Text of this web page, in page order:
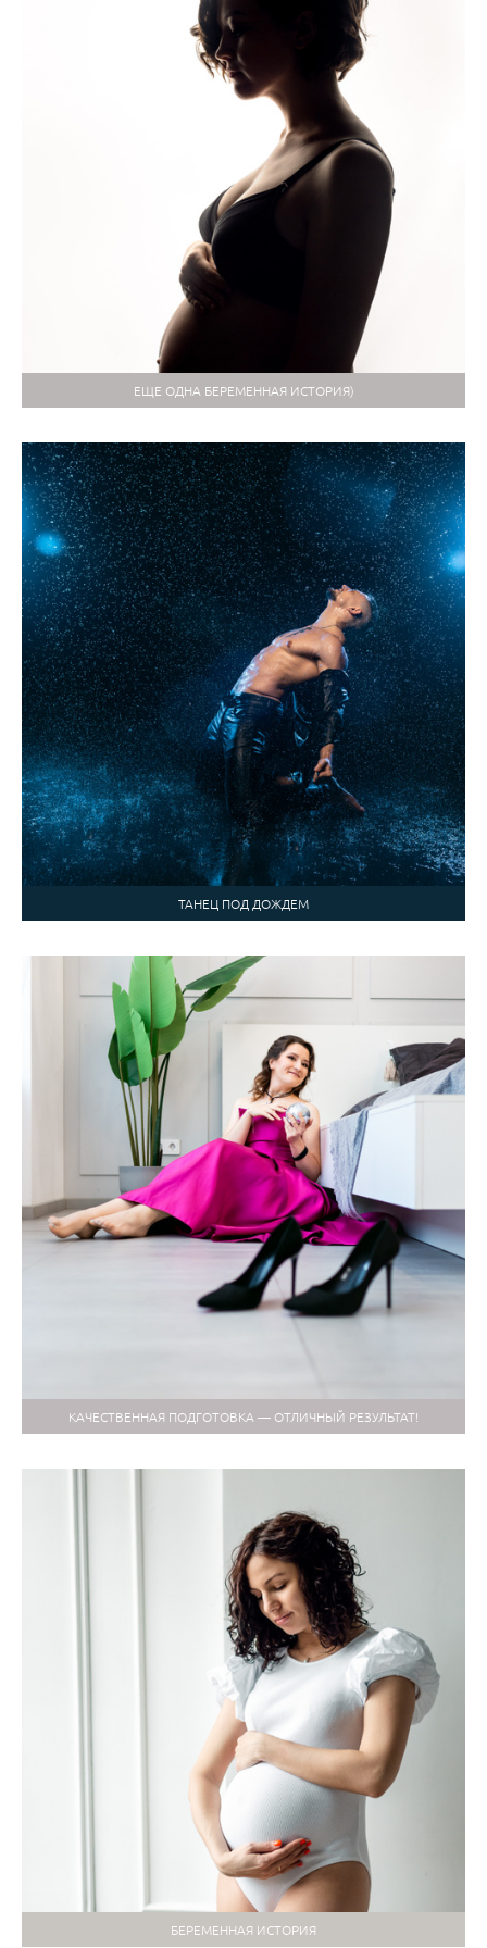
ЕЩЕ ОДНА БЕРЕМЕННАЯ ИСТОРИЯ)
ТАНЕЦ ПОД ДОЖДЕМ
КАЧЕСТВЕННАЯ ПОДГОТОВКА — ОТЛИЧНЫЙ РЕЗУЛЬТАТ!
БЕРЕМЕННАЯ ИСТОРИЯ